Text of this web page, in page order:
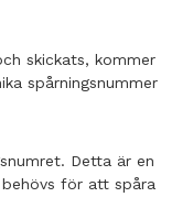
skickats, kommer
spårningsnummer
Detta är en
för att spåra